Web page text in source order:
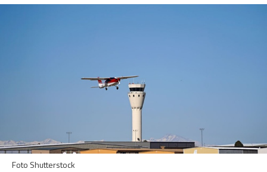
Foto Shutterstock